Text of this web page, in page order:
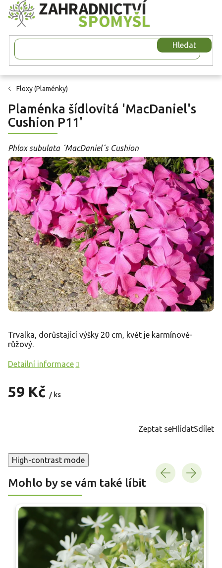
Přejít
na
obsah
Hledat
Floxy (Plaménky)
Plaménka šídlovitá 'MacDaniel's
Cushion P11'
Phlox subulata ´MacDaniel´s Cushion
59 Kč / ks
Trvalka, dorůstající výšky 20 cm, květ je karmínově-
růžový.
Detailní informace
Zeptat seHlídatSdílet
High-contrast mode
Mohlo by se vám také líbit